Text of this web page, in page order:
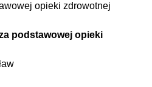
opieki zdrowotnej
podstawowej opieki